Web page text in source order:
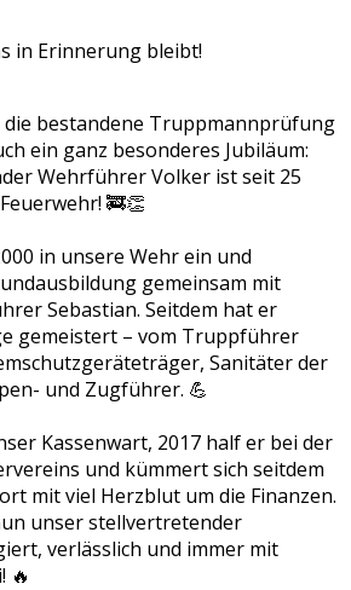
in Erinnerung bleibt!
bestandene Truppmannprüfung
ein ganz besonderes Jubiläum:
Wehrführer Volker ist seit 25
🚒👏
in unsere Wehr ein und
gemeinsam mit
Sebastian. Seitdem hat er
gemeistert – vom Truppführer
Sanitäter der
und Zugführer. 💪
Kassenwart, 2017 half er bei der
und kümmert sich seitdem
mit viel Herzblut um die Finanzen.
unser stellvertretender
verlässlich und immer mit
🔥